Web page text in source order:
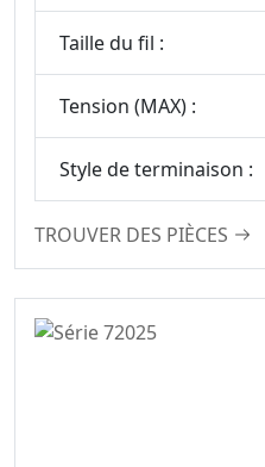
Taille du fil :
Tension (MAX) :
Style de terminaison :
TROUVER DES PIÈCES